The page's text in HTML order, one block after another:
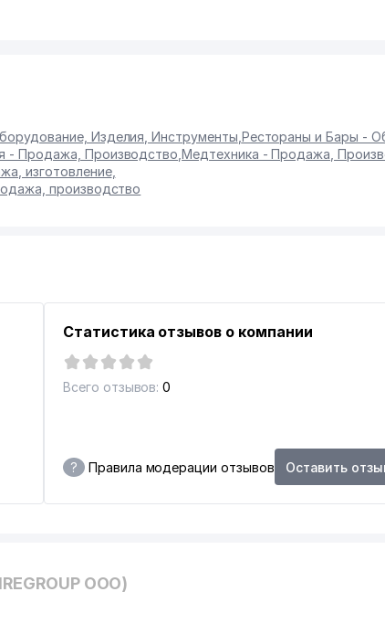
Изделия, Инструменты Рестораны и Бары -
- Продажа, Производство ,Медтехника - Продажа,
изготовление,
производство
Статистика отзывов о компании
Всего отзывов: 0
? Правила модерации отзывов Оставить
ООО)